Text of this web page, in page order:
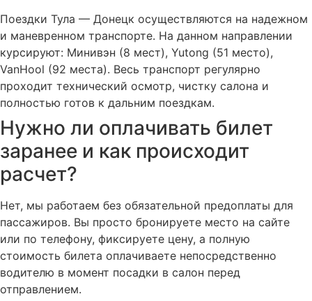
Поездки Тула — Донецк осуществляются на надежном
и маневренном транспорте. На данном направлении
курсируют: Минивэн (8 мест), Yutong (51 место),
VanHool (92 места). Весь транспорт регулярно
проходит технический осмотр, чистку салона и
полностью готов к дальним поездкам.
Нужно ли оплачивать билет
заранее и как происходит
расчет?
Нет, мы работаем без обязательной предоплаты для
пассажиров. Вы просто бронируете место на сайте
или по телефону, фиксируете цену, а полную
стоимость билета оплачиваете непосредственно
водителю в момент посадки в салон перед
отправлением.